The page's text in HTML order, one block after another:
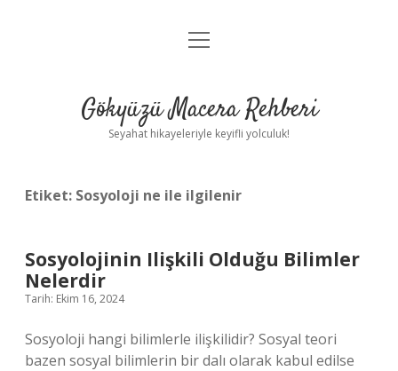
Anasayfa
Yasal Uyarı
menüyü
Gökyüzü Macera Rehberi
Seyahat hikayeleriyle keyifli yolculuk!
Etiket: Sosyoloji ne ile ilgilenir
Sosyolojinin Ilişkili Olduğu Bilimler
Nelerdir
Tarih: Ekim 16, 2024
Sosyoloji hangi bilimlerle ilişkilidir? Sosyal teori
bazen sosyal bilimlerin bir dalı olarak kabul edilse